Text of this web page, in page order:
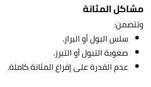
مشاكل المثانة
وتتضمن:
سلس البول أو البراز.
صعوبة التبول أو التبرز.
عدم القدرة على إفراغ المثانة كاملة.